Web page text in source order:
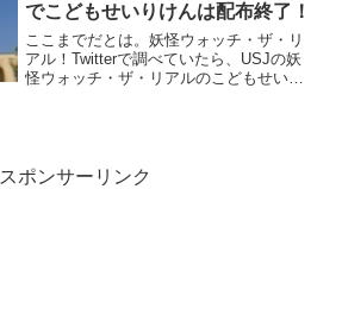
でこどもせいりけんは配布終了！
ここまでだとは。妖怪ウォッチ・ザ・リ
アル！Twitterで調べていたら、USJの妖
怪ウォッチ・ザ・リアルのこどもせいり
スポンサーリンク